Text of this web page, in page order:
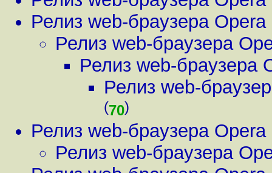
Релиз web-браузера Opera
Релиз web-браузера
Релиз web-браузера
Релиз web-
(70)
Релиз web-браузера Opera
Релиз web-браузера